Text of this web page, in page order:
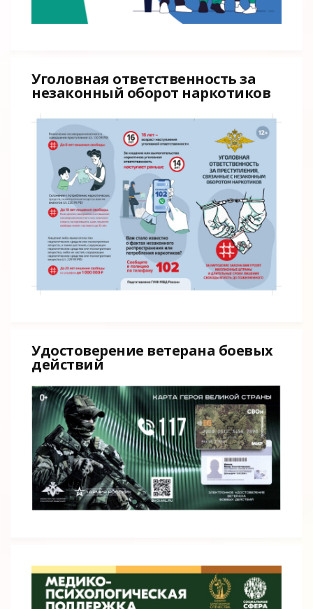
Уголовная ответственность за
незаконный оборот наркотиков
Удостоверение ветерана боевых
действий